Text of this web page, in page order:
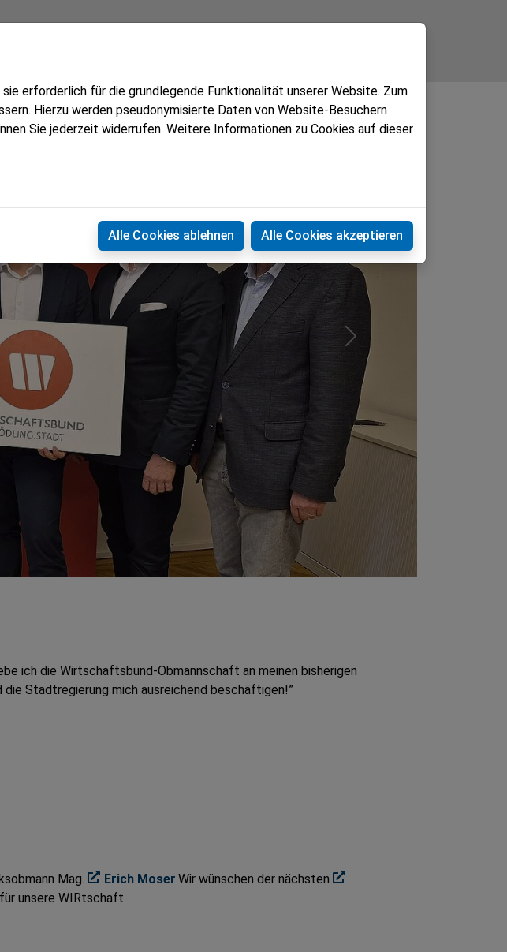
Next
ich die Wirtschaftsbund-Obmannschaft an meinen bisherigen
die Stadtregierung mich ausreichend beschäftigen!”
Mag. Erich Moser .Wir wünschen der nächsten
unsere WIRtschaft.
erforderlich für die grundlegende Funktionalität unserer Website. Zum
Hierzu werden pseudonymisierte Daten von Website-Besuchern
Sie jederzeit widerrufen. Weitere Informationen zu Cookies auf dieser
Alle Cookies ablehnen Alle Cookies akzeptieren